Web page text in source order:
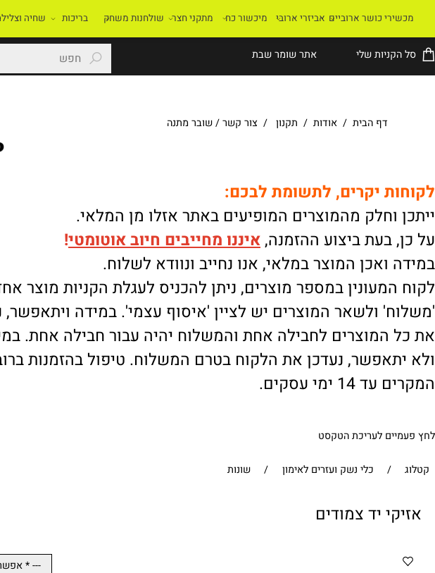
שלי אתר שומר שבת
דף הבית/אודות /תקנון /צור קשר/ שובר מתנה
כושר ארוביים אביזרי ארובי מיכשור כח מתקני חצר שולחנות משחק בריכות שחיה וצלילה
יקרים, לתשומת לבכם:
וחלק מהמוצרים המופיעים באתר אזלו מן המלאי.
בעת ביצוע ההזמנה,איננומחייבים חיוב אוטומטי!
המוצר במלאי, אנו נחייב ונוודא לשלוח.
במספר מוצרים, ניתן להכניס לעגלת הקניות מוצר אחד
ולשאר המוצרים יש לציין 'איסוף עצמי'. במידה ויתאפשר,
לחבילה אחת והמשלוח יהיה עבור חבילה אחת.
נעדכן את הלקוח בטרם המשלוח. טיפול בהזמנות ברוב
עסקים.